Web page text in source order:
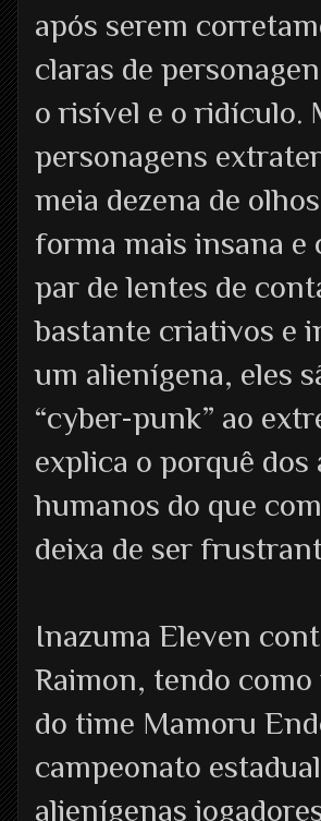
após serem
claras de
o risível e o ridículo.
personagens
meia dezena de
forma mais insana e
par de lentes de
bastante criativos e
um alienígena, eles
“cyber-punk” ao
explica o porquê
humanos do que
deixa de ser
Inazuma Eleven
Raimon, tendo
do time Mamoru
campeonato
alienígenas